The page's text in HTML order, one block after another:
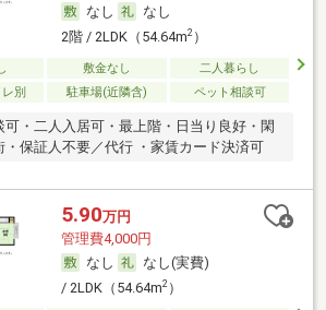
なし
なし
2階 / 2LDK（54.64m2）
敷金なし
二人暮らし
別
駐車場(近隣含) ペット相談可
可・二人入居可・最上階・日当り良好・閑
・保証人不要／代行 ・家賃カード決済可
5.90万円
管理費4,000円
なし
なし(実費)
/ 2LDK（54.64m2）